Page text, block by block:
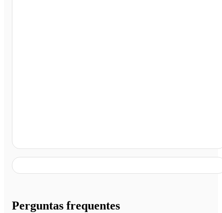
Perguntas frequentes